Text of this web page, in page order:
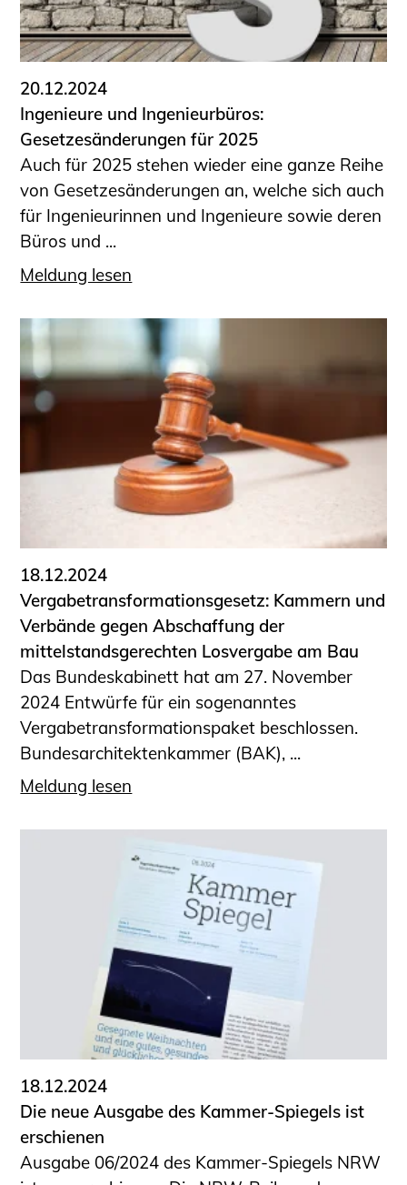
20.12.2024
Ingenieure und Ingenieurbüros:
Gesetzesänderungen für 2025
Auch für 2025 stehen wieder eine ganze Reihe
von Gesetzesänderungen an, welche sich auch
für Ingenieurinnen und Ingenieure sowie deren
Büros und ...
Meldung lesen
18.12.2024
Vergabetransformationsgesetz: Kammern und
Verbände gegen Abschaffung der
mittelstandsgerechten Losvergabe am Bau
Das Bundeskabinett hat am 27. November
2024 Entwürfe für ein sogenanntes
Vergabetransformationspaket beschlossen.
Bundesarchitektenkammer (BAK), ...
Meldung lesen
18.12.2024
Die neue Ausgabe des Kammer-Spiegels ist
erschienen
Ausgabe 06/2024 des Kammer-Spiegels NRW